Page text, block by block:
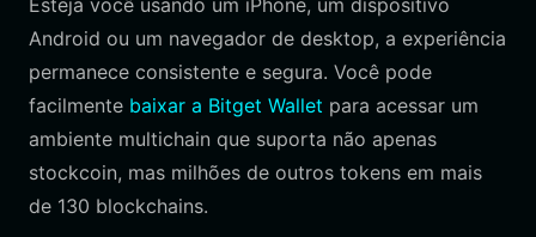
Esteja você usando um iPhone, um dispositivo
Android ou um navegador de desktop, a experiência
permanece consistente e segura. Você pode
facilmente baixar a Bitget Wallet para acessar um
ambiente multichain que suporta não apenas
stockcoin, mas milhões de outros tokens em mais
de 130 blockchains.